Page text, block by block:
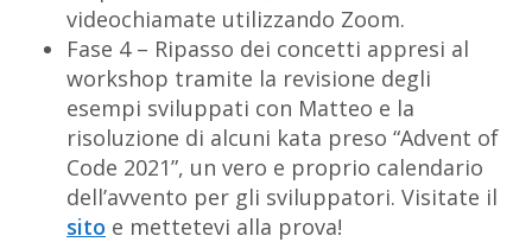
videochiamate utilizzando Zoom.
Fase 4 – Ripasso dei concetti appresi al
workshop tramite la revisione degli
esempi sviluppati con Matteo e la
risoluzione di alcuni kata preso “Advent of
Code 2021”, un vero e proprio calendario
dell’avvento per gli sviluppatori. Visitate il
sito e mettetevi alla prova!